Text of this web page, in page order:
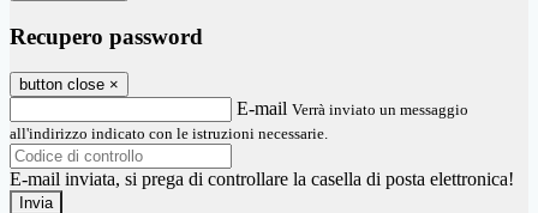
Recupero password
button close ×
E-mail Verrà inviato un messaggio
all'indirizzo indicato con le istruzioni necessarie.
E-mail inviata, si prega di controllare la casella di posta elettronica!